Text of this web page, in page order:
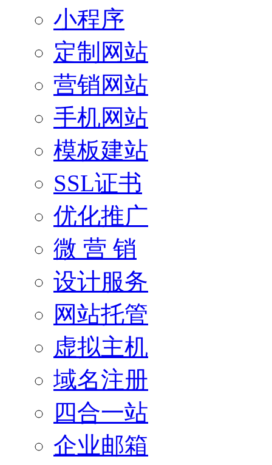
小程序
定制网站
营销网站
手机网站
模板建站
SSL证书
优化推广
微 营 销
设计服务
网站托管
虚拟主机
域名注册
四合一站
企业邮箱